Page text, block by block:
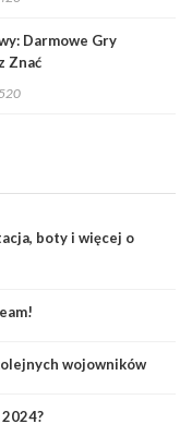
Darmowe Gry
Znać
boty i więcej o
wojowników